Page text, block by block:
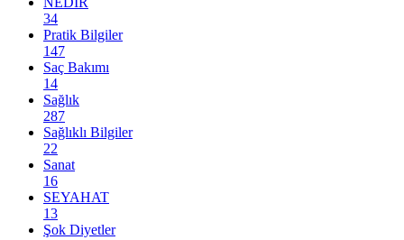
34
Pratik Bilgiler
147
Saç Bakımı
14
Sağlık
287
Sağlıklı Bilgiler
22
Sanat
16
SEYAHAT
13
Şok Diyetler